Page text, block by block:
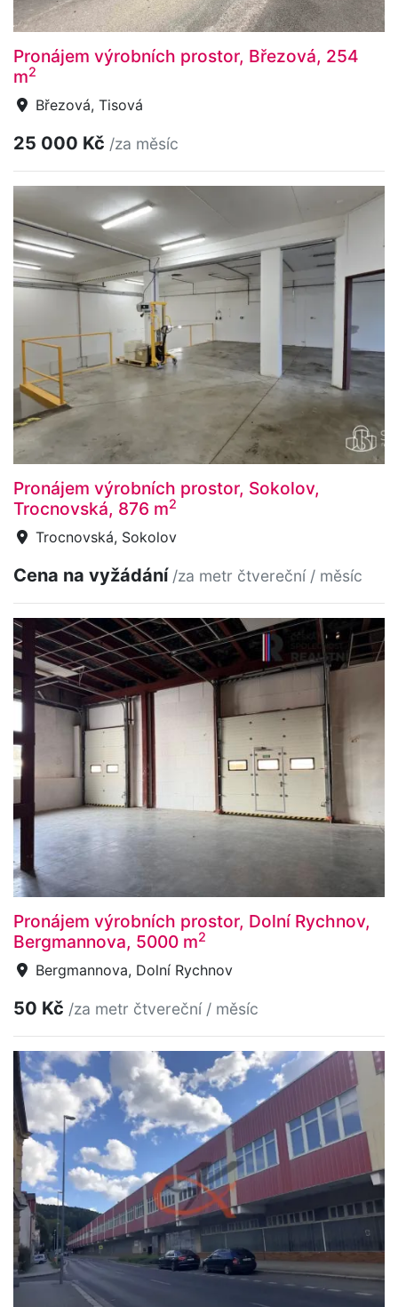
Pronájem výrobních prostor, Březová, 254
m2
Březová, Tisová
25 000 Kč /za měsíc
Pronájem výrobních prostor, Sokolov,
Trocnovská, 876 m2
Trocnovská, Sokolov
Cena na vyžádání /za metr čtvereční / měsíc
Pronájem výrobních prostor, Dolní Rychnov,
Bergmannova, 5000 m2
Bergmannova, Dolní Rychnov
50 Kč /za metr čtvereční / měsíc